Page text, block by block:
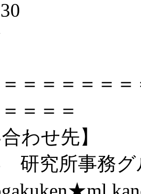
＝＝＝＝＝
＝＝＝
わせ先】
研究所事務グ